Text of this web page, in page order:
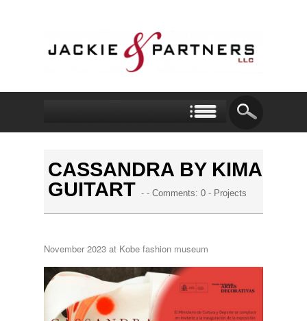
CASSANDRA BY KIMA
GUITART- -Comments: 0 - Projects
November 2023 at Kobe fashion museum